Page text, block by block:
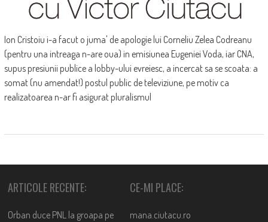
Ion Cristoiu i-a facut o juma' de apologie lui Corneliu Zelea Codreanu
(pentru una intreaga n-are oua) in emisiunea Eugeniei Voda, iar CNA,
supus presiunii publice a lobby-ului evreiesc, a incercat sa se scoata: a
somat (nu amendat!) postul public de televiziune, pe motiv ca
realizatoarea n-ar fi asigurat pluralismul
ARTICOLE RECENTE:
Orban duce PNL la groapa pe
CE-MI PLACE:
mana.ciutacu.ro